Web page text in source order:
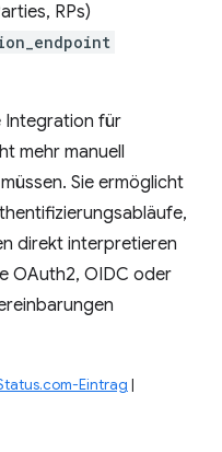
RPs)
Integration für
mehr manuell
Sie ermöglicht
direkt interpretieren
OAuth2, OIDC oder
Eintrag |